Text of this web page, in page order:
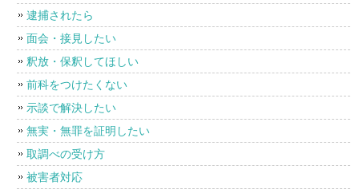
逮捕されたら
面会・接見したい
釈放・保釈してほしい
前科をつけたくない
示談で解決したい
無実・無罪を証明したい
取調べの受け方
被害者対応